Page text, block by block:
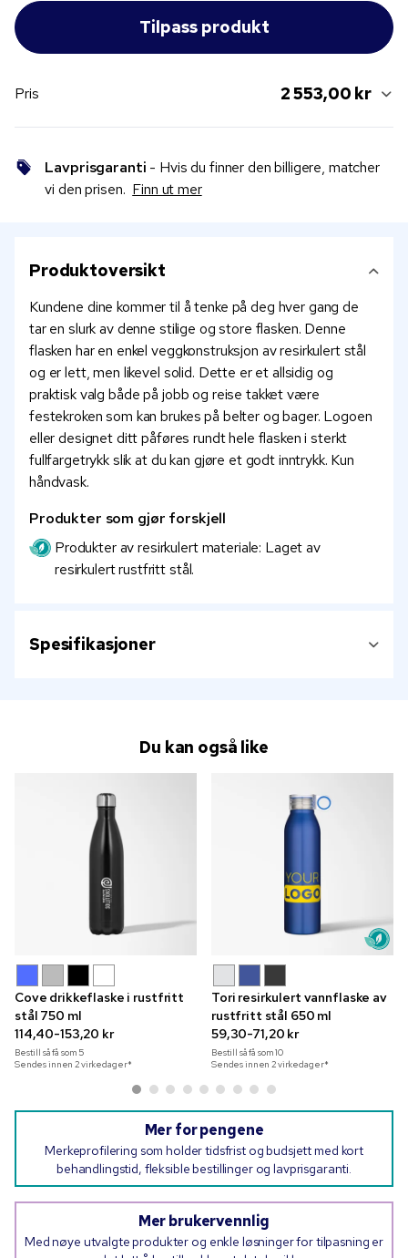
Pris 2 553,00 kr
Lavprisgaranti - Hvis du finner den billigere, matcher
vi den prisen. Finn ut mer
Produktoversikt
Kundene dine kommer til å tenke på deg hver gang de
tar en slurk av denne stilige og store flasken. Denne
flasken har en enkel veggkonstruksjon av resirkulert stål
og er lett, men likevel solid. Dette er et allsidig og
praktisk valg både på jobb og reise takket være
festekroken som kan brukes på belter og bager. Logoen
eller designet ditt påføres rundt hele flasken i sterkt
fullfargetrykk slik at du kan gjøre et godt inntrykk. Kun
håndvask.
Produkter som gjør forskjell
Produkter av resirkulert materiale: Laget av
resirkulert rustfritt stål.
Spesifikasjoner
Du kan også like
Cove drikkeflaske i rustfritt
stål 750 ml
114,40-153,20 kr
Bestill så få som 5
Sendes innen 2 virkedager*
Tori resirkulert vannflaske av
rustfritt stål 650 ml
59,30-71,20 kr
Bestill så få som10
Sendes innen 2 virkedager*
Mer for pengene
Merkeprofilering som holder tidsfrist og budsjett med kort
behandlingstid, fleksible bestillinger og lavprisgaranti.
Mer brukervennlig
Med nøye utvalgte produkter og enkle løsninger for tilpasning er